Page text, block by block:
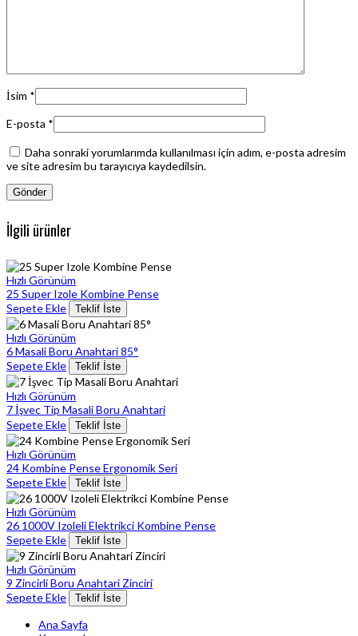
İsim *
E-posta *
Daha sonraki yorumlarımda kullanılması için adım, e-posta adresim
ve site adresim bu tarayıcıya kaydedilsin.
İlgili ürünler
Hızlı Görünüm
25 Super Izole Kombine Pense
Sepete Ekle
Teklif İste
Hızlı Görünüm
6 Masali Boru Anahtari 85°
Sepete Ekle
Teklif İste
Hızlı Görünüm
7 İşvec Tip Masali Boru Anahtari
Sepete Ekle
Teklif İste
Hızlı Görünüm
24 Kombine Pense Ergonomik Seri
Sepete Ekle
Teklif İste
Hızlı Görünüm
26 1000V Izoleli Elektrikci Kombine Pense
Sepete Ekle
Teklif İste
Hızlı Görünüm
9 Zincirli Boru Anahtari Zinciri
Sepete Ekle
Teklif İste
Ana Sayfa